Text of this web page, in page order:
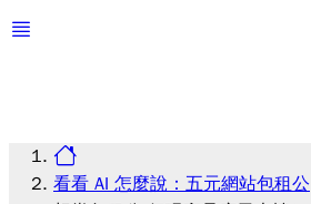
看看 AI 怎麼說：五元網站包租公